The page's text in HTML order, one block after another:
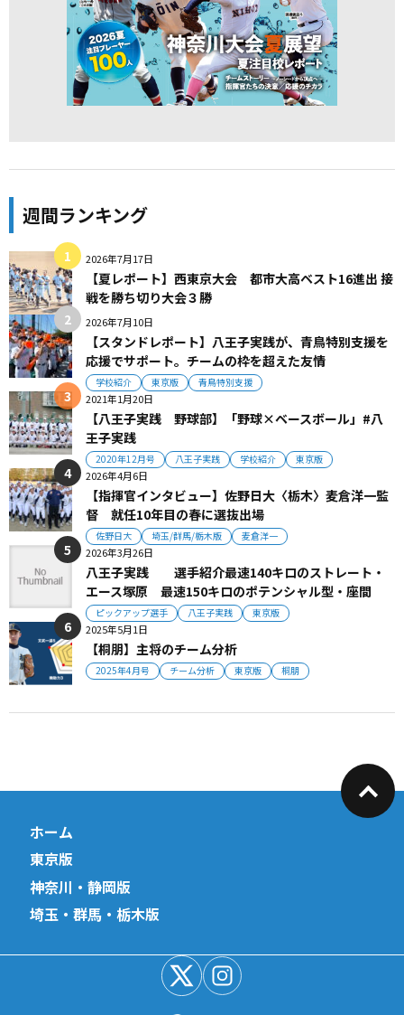
週間ランキング
2026年7月17日
【夏レポート】西東京大会 都市大高ベスト16進出 接
戦を勝ち切り大会３勝
2026年7月10日
【スタンドレポート】八王子実践が、青鳥特別支援を
応援でサポート。チームの枠を超えた友情
学校紹介 東京版 青鳥特別支援
2021年1月20日
【八王子実践 野球部】「野球×ベースボール」#八
王子実践
2020年12月号 八王子実践 学校紹介 東京版
2026年4月6日
【指揮官インタビュー】佐野日大〈栃木〉麦倉洋一監
督 就任10年目の春に選抜出場
佐野日大 埼玉/群馬/栃木版 麦倉洋一
2026年3月26日
八王子実践 選手紹介最速140キロのストレート・
エース塚原 最速150キロのポテンシャル型・座間
ピックアップ選手 八王子実践 東京版
2025年5月1日
【桐朋】主将のチーム分析
2025年4月号 チーム分析 東京版 桐朋
ホーム
東京版
神奈川・静岡版
埼玉・群馬・栃木版